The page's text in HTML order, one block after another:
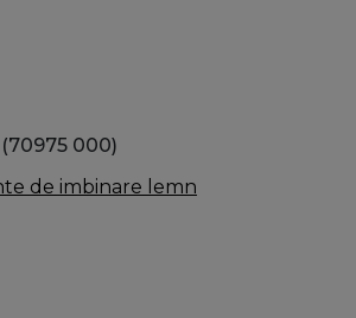
000)
de imbinare lemn